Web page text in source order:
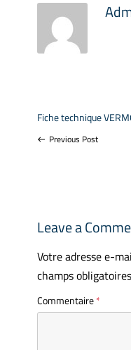
Fiche technique
west Previous Post
Leave a
Votre adresse e-
champs
Commentaire*